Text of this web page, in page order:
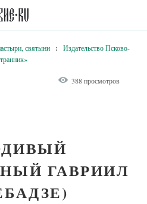
святыни :
Издательство Псково-
388 просмотров
ГАВРИИЛ